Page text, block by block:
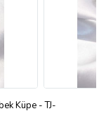
Küpe - TJ-